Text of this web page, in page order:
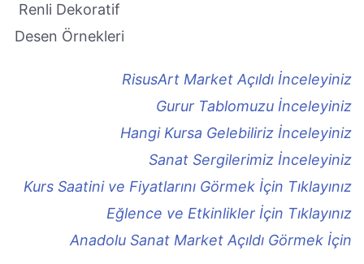
Renli Dekoratif
Desen Örnekleri
RisusArt Market Açıldı İnceleyiniz
Gurur Tablomuzu İnceleyiniz
Hangi Kursa Gelebiliriz İnceleyiniz
Sanat Sergilerimiz İnceleyiniz
Kurs Saatini ve Fiyatlarını Görmek İçin Tıklayınız
Eğlence ve Etkinlikler İçin Tıklayınız
Anadolu Sanat Market Açıldı Görmek İçin